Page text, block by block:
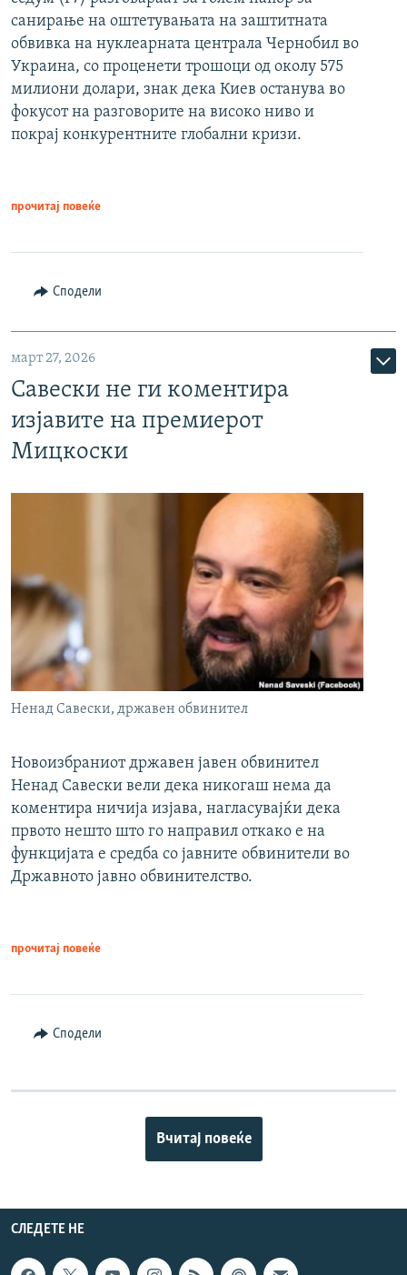
санирање на оштетувањата на заштитната
обвивка на нуклеарната централа Чернобил во
Украина, со проценети трошоци од околу 575
милиони долари, знак дека Киев останува во
фокусот на разговорите на високо ниво и
покрај конкурентните глобални кризи.
прочитај повеќе
Сподели
март 27, 2026
Савески не ги коментира
изјавите на премиерот
Мицкоски
Ненад Савески, државен обвинител
Новоизбраниот државен јавен обвинител
Ненад Савески вели дека никогаш нема да
коментира ничија изјава, нагласувајќи дека
првото нешто што го направил откако е на
функцијата е средба со јавните обвинители во
Државното јавно обвинителство.
прочитај повеќе
Сподели
Вчитај повеќе
СЛЕДЕТЕ НЕ